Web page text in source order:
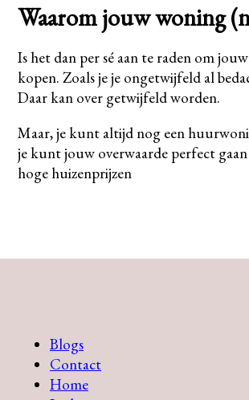
Waarom jouw woning
Is het dan per sé aan te raden om
kopen. Zoals je je ongetwijfeld al
Daar kan over getwijfeld worden.
Maar, je kunt altijd nog een
je kunt jouw overwaarde perfect
hoge huizenprijzen
Blogs
Contact
Home